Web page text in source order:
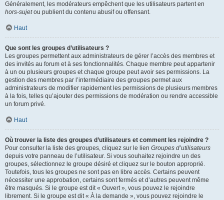
Généralement, les modérateurs empêchent que les utilisateurs partent en
hors-sujetou publient du contenu abusif ou offensant.
Haut
Que sont les groupes d’utilisateurs ?
Les groupes permettent aux administrateurs de gérer l’accès des membres et
des invités au forum et à ses fonctionnalités. Chaque membre peut appartenir
à un ou plusieurs groupes et chaque groupe peut avoir ses permissions. La
gestion des membres par l’intermédiaire des groupes permet aux
administrateurs de modifier rapidement les permissions de plusieurs membres
à la fois, telles qu’ajouter des permissions de modération ou rendre accessible
un forum privé.
Haut
Où trouver la liste des groupes d’utilisateurs et comment les rejoindre ?
Pour consulter la liste des groupes, cliquez sur le lien Groupes d’utilisateurs
depuis votre panneau de l’utilisateur. Si vous souhaitez rejoindre un des
groupes, sélectionnez le groupe désiré et cliquez sur le bouton approprié.
Toutefois, tous les groupes ne sont pas en libre accès. Certains peuvent
nécessiter une approbation, certains sont fermés et d’autres peuvent même
être masqués. Si le groupe est dit « Ouvert », vous pouvez le rejoindre
librement. Si le groupe est dit « À la demande », vous pouvez rejoindre le